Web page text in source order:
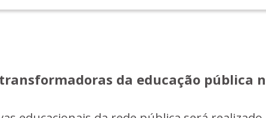
da educação pública